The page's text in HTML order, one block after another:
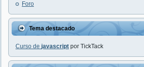
Foro
Tema destacado
Curso de javascript por TickTack